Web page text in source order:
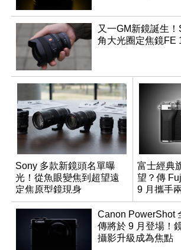
又一GM新鏡誕生
角大光圈定焦鏡FE
Sony 多款新鏡頭名單曝
光！從魚眼變焦到超望遠
定焦原型鏡現身
富士經典
望？傳
9 月攜手
頭登場
Canon PowerShot
傳將於 9 月登場！
攝影升級成為焦點